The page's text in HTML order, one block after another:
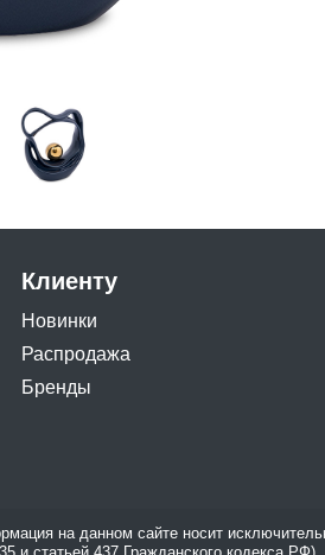
Клиенту
Новинки
Распродажа
Бренды
на данном сайте носит